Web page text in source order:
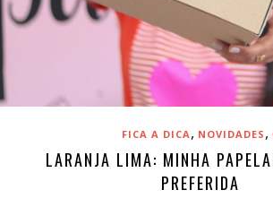
FICA A DICA, NOVIDADES ,
LARANJA LIMA: MINHA
PREFERIDA